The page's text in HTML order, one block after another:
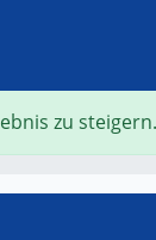
zu steigern.